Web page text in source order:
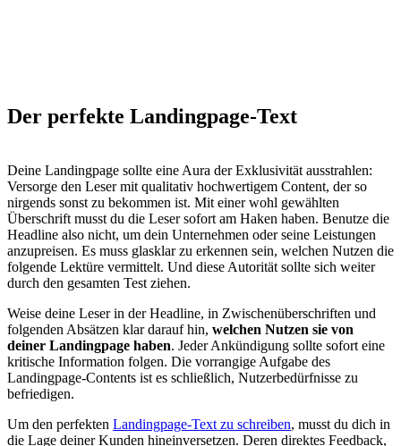
Der perfekte Landingpage-Text
Deine Landingpage sollte eine Aura der Exklusivität ausstrahlen:
Versorge den Leser mit qualitativ hochwertigem Content, der so
nirgends sonst zu bekommen ist. Mit einer wohl gewählten
Überschrift musst du die Leser sofort am Haken haben. Benutze die
Headline also nicht, um dein Unternehmen oder seine Leistungen
anzupreisen. Es muss glasklar zu erkennen sein, welchen Nutzen die
folgende Lektüre vermittelt. Und diese Autorität sollte sich weiter
durch den gesamten Test ziehen.
Weise deine Leser in der Headline, in Zwischenüberschriften und
folgenden Absätzen klar darauf hin, welchen Nutzen sie von
deiner Landingpage haben. Jeder Ankündigung sollte sofort eine
kritische Information folgen. Die vorrangige Aufgabe des
Landingpage-Contents ist es schließlich, Nutzerbedürfnisse zu
befriedigen.
Um den perfekten Landingpage-Text zu schreiben, musst du dich in
die Lage deiner Kunden hineinversetzen. Deren direktes Feedback,